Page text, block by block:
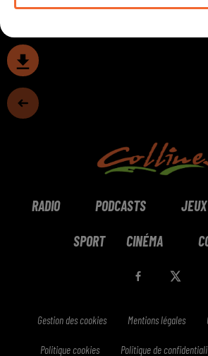
RADIO PODCASTS JEUX
SPORT CINÉMA
Gestion des cookies Mentions légales
Politique cookies Politique de